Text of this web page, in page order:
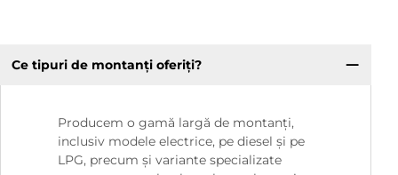
Ce tipuri de montanți oferiți?
Producem o gamă largă de montanți,
inclusiv modele electrice, pe diesel și pe
LPG, precum și variante specializate